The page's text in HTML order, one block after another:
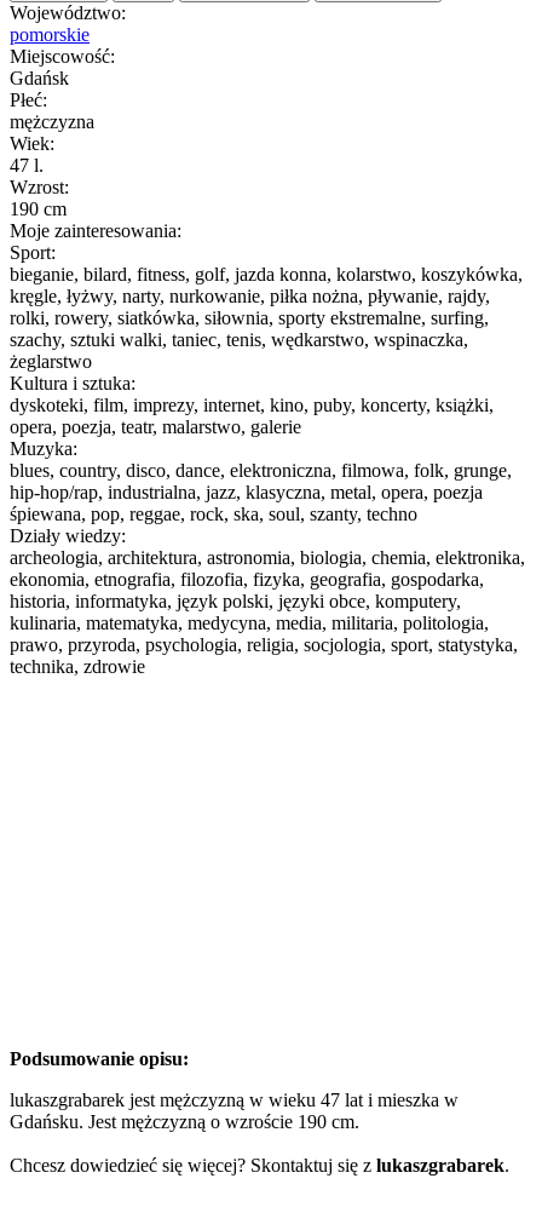
Województwo:
pomorskie
Miejscowość:
Gdańsk
Płeć:
mężczyzna
Wiek:
47 l.
Wzrost:
190 cm
Moje zainteresowania:
Sport:
bieganie, bilard, fitness, golf, jazda konna, kolarstwo, koszykówka,
kręgle, łyżwy, narty, nurkowanie, piłka nożna, pływanie, rajdy,
rolki, rowery, siatkówka, siłownia, sporty ekstremalne, surfing,
szachy, sztuki walki, taniec, tenis, wędkarstwo, wspinaczka,
żeglarstwo
Kultura i sztuka:
dyskoteki, film, imprezy, internet, kino, puby, koncerty, książki,
opera, poezja, teatr, malarstwo, galerie
Muzyka:
blues, country, disco, dance, elektroniczna, filmowa, folk, grunge,
hip-hop/rap, industrialna, jazz, klasyczna, metal, opera, poezja
śpiewana, pop, reggae, rock, ska, soul, szanty, techno
Działy wiedzy:
archeologia, architektura, astronomia, biologia, chemia, elektronika,
ekonomia, etnografia, filozofia, fizyka, geografia, gospodarka,
historia, informatyka, język polski, języki obce, komputery,
kulinaria, matematyka, medycyna, media, militaria, politologia,
prawo, przyroda, psychologia, religia, socjologia, sport, statystyka,
technika, zdrowie
Podsumowanie opisu:
lukaszgrabarek jest mężczyzną w wieku 47 lat i mieszka w
Gdańsku. Jest mężczyzną o wzroście 190 cm.
Chcesz dowiedzieć się więcej? Skontaktuj się z lukaszgrabarek.